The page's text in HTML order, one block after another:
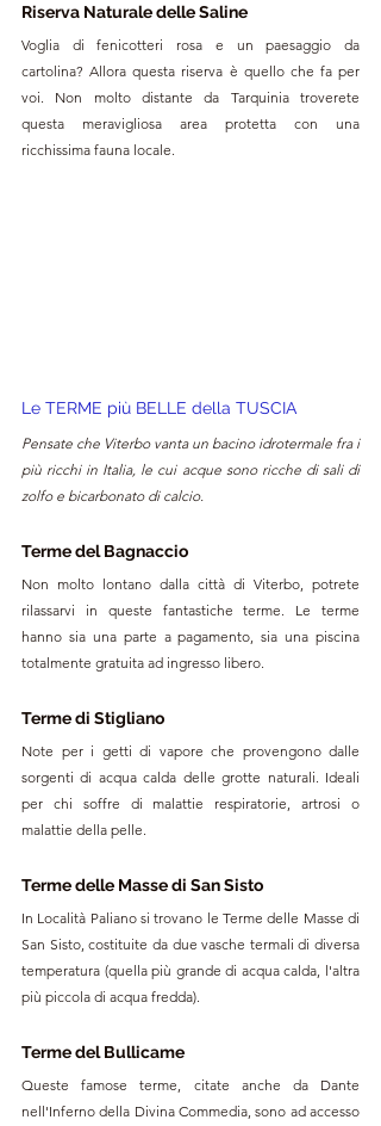
Riserva Naturale delle Saline
Voglia di fenicotteri rosa e un paesaggio da
cartolina? Allora questa riserva è quello che fa per
voi. Non molto distante da Tarquinia troverete
questa meravigliosa area protetta con una
ricchissima fauna locale.
Le TERME più BELLE della TUSCIA
Pensate che Viterbo vanta un bacino idrotermale fra i
più ricchi in Italia, le cui acque sono ricche di sali di
zolfo e bicarbonato di calcio.
Terme del Bagnaccio
Non molto lontano dalla città di Viterbo, potrete
rilassarvi in queste fantastiche terme. Le terme
hanno sia una parte a pagamento, sia una piscina
totalmente gratuita ad ingresso libero.
Terme di Stigliano
Note per i getti di vapore che provengono dalle
sorgenti di acqua calda delle grotte naturali. Ideali
per chi soffre di malattie respiratorie, artrosi o
malattie della pelle.
Terme delle Masse di San Sisto
In Località Paliano si trovano le Terme delle Masse di
San Sisto, costituite da due vasche termali di diversa
temperatura (quella più grande di acqua calda, l'altra
più piccola di acqua fredda).
Terme del Bullicame
Queste famose terme, citate anche da Dante
nell'Inferno della Divina Commedia, sono ad accesso